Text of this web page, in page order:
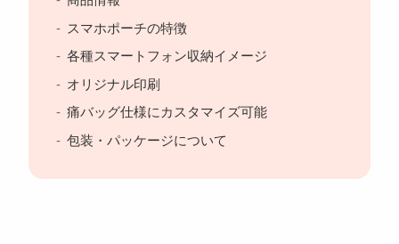
スマホポーチの特徴
各種スマートフォン収納イメージ
オリジナル印刷
痛バッグ仕様にカスタマイズ可能
包装・パッケージについて